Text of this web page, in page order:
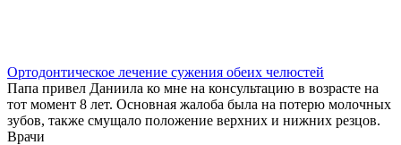
Ортодонтическое лечение сужения обеих челюстей
Папа привел Даниила ко мне на консультацию в возрасте на
тот момент 8 лет. Основная жалоба была на потерю молочных
зубов, также смущало положение верхних и нижних резцов.
Врачи